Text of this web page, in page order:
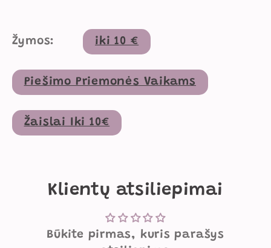
Žymos: iki 10 €
Piešimo Priemonės Vaikams
Žaislai Iki 10€
Klientų atsiliepimai
Būkite pirmas, kuris parašys